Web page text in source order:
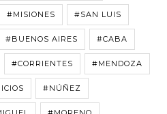
#MISIONES #SAN LUIS
#BUENOS AIRES #CABA
#CORRIENTES #MENDOZA
#NÚÑEZ